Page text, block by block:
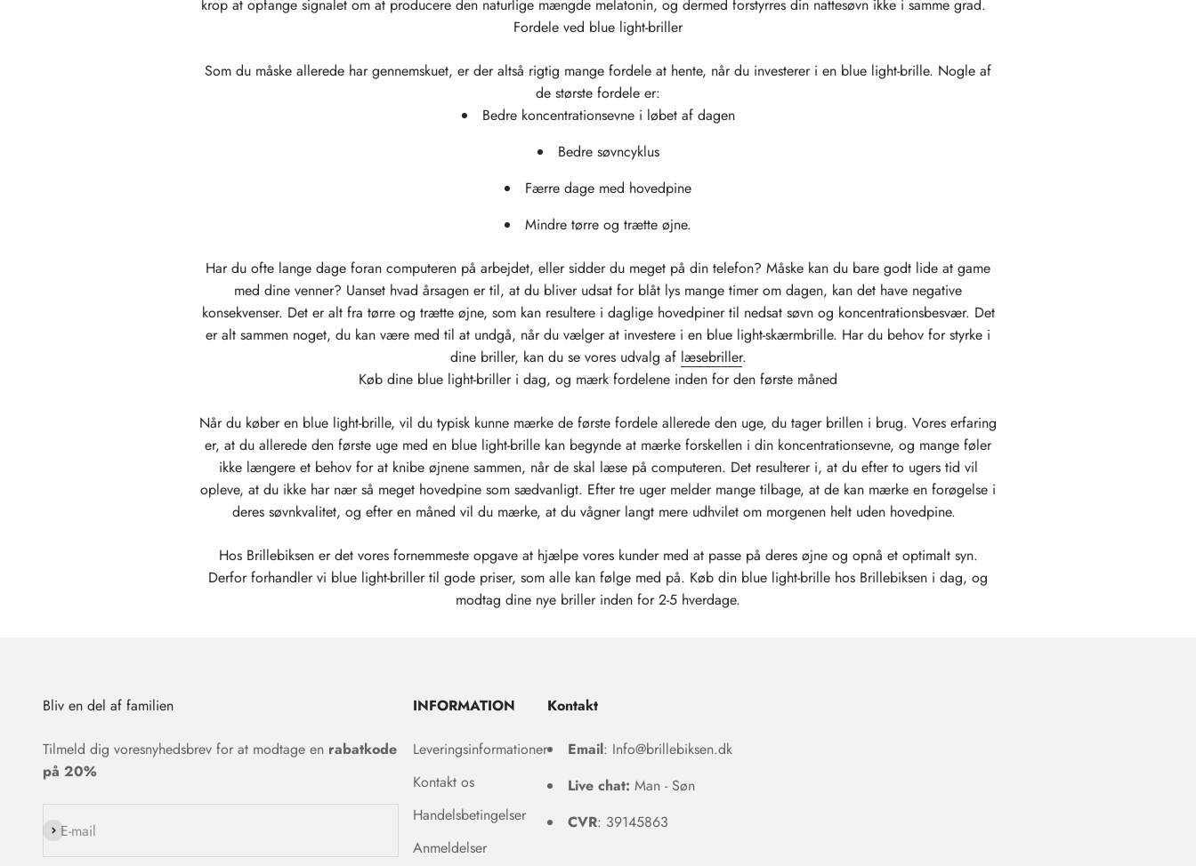
krop at opfange signalet om at producere den naturlige mængde melatonin, og dermed forstyrres din nattesøvn ikke i samme grad.
Fordele ved blue light-briller
Som du måske allerede har gennemskuet, er der altså rigtig mange fordele at hente, når du investerer i en blue light-brille. Nogle af
de største fordele er:
Bedre koncentrationsevne i løbet af dagen
Bedre søvncyklus
Færre dage med hovedpine
Mindre tørre og trætte øjne.
Har du ofte lange dage foran computeren på arbejdet, eller sidder du meget på din telefon? Måske kan du bare godt lide at game
med dine venner? Uanset hvad årsagen er til, at du bliver udsat for blåt lys mange timer om dagen, kan det have negative
konsekvenser. Det er alt fra tørre og trætte øjne, som kan resultere i daglige hovedpiner til nedsat søvn og koncentrationsbesvær. Det
er alt sammen noget, du kan være med til at undgå, når du vælger at investere i en blue light-skærmbrille. Har du behov for styrke i
dine briller, kan du se vores udvalg af læsebriller.
Køb dine blue light-briller i dag, og mærk fordelene inden for den første måned
Når du køber en blue light-brille, vil du typisk kunne mærke de første fordele allerede den uge, du tager brillen i brug. Vores erfaring
er, at du allerede den første uge med en blue light-brille kan begynde at mærke forskellen i din koncentrationsevne, og mange føler
ikke længere et behov for at knibe øjnene sammen, når de skal læse på computeren. Det resulterer i, at du efter to ugers tid vil
opleve, at du ikke har nær så meget hovedpine som sædvanligt. Efter tre uger melder mange tilbage, at de kan mærke en forøgelse i
deres søvnkvalitet, og efter en måned vil du mærke, at du vågner langt mere udhvilet om morgenen helt uden hovedpine.
Hos Brillebiksen er det vores fornemmeste opgave at hjælpe vores kunder med at passe på deres øjne og opnå et optimalt syn.
Derfor forhandler vi blue light-briller til gode priser, som alle kan følge med på. Køb din blue light-brille hos Brillebiksen i dag, og
modtag dine nye briller inden for 2-5 hverdage.
Bliv en del af familien
Tilmeld dig voresnyhedsbrev for at modtage en rabatkode
på 20%
E-mail
Abonnér
INFORMATION
Leveringsinformationer
Kontakt os
Handelsbetingelser
Anmeldelser
Kontakt
Email: Info@brillebiksen.dk
Live chat: Man - Søn
CVR: 39145863